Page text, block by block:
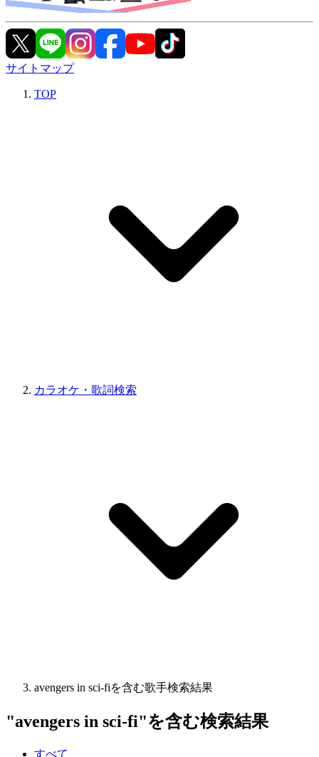
サイトマップ
TOP
カラオケ・歌詞検索
avengers in sci-fiを含む歌手検索結果
"avengers in sci-fi"を含む検索結果
すべて